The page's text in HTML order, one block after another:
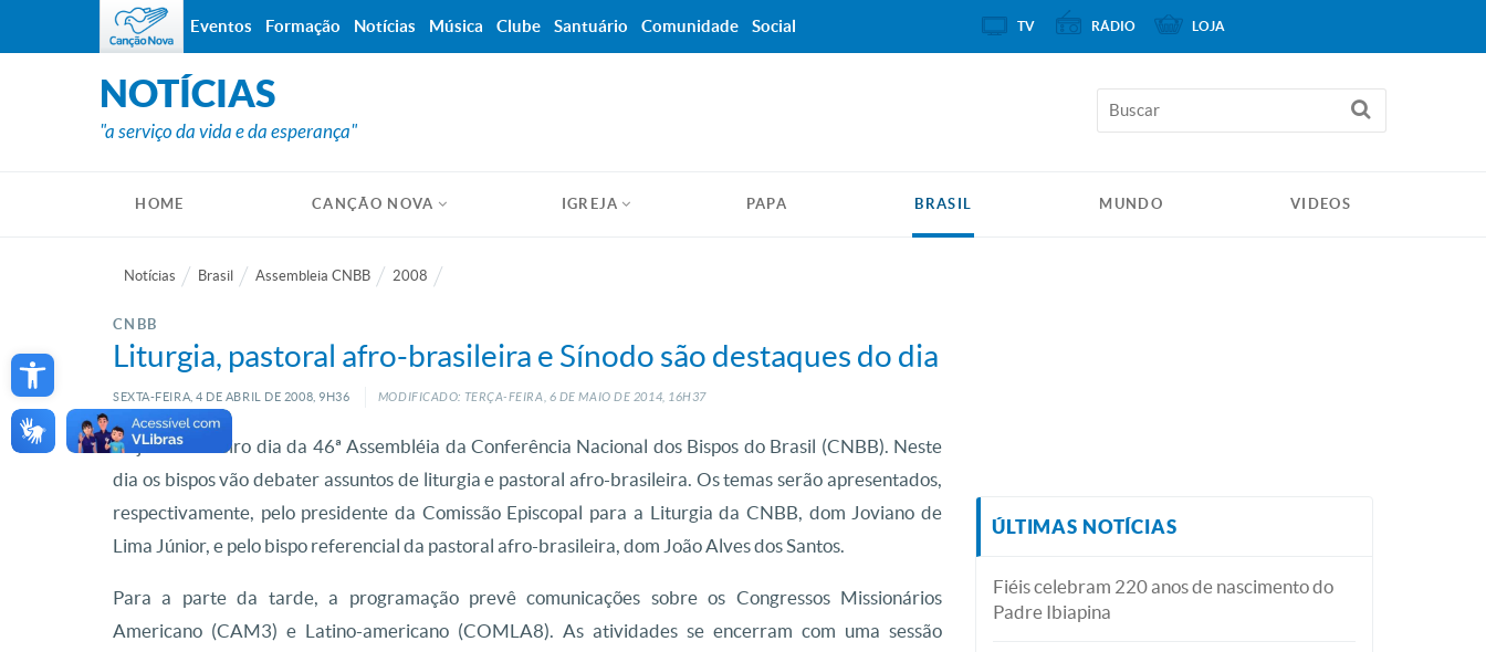
Open toolbar
NOTÍCIAS
"a serviço da vida e da esperança"
HOME CANÇÃO NOVA IGREJA PAPA BRASIL MUNDO VIDEOS
Notícias Brasil Assembleia CNBB 2008
CNBB
Liturgia, pastoral afro-brasileira e Sínodo são destaques do dia
SEXTA-FEIRA, 4 DE ABRIL DE 2008, 9H36 MODIFICADO: TERÇA-FEIRA, 6 DEMAIO DE 2014, 16H37
Hoje é o terceiro dia da 46ª Assembléia da Conferência Nacional dos Bispos do Brasil (CNBB). Neste
dia os bispos vão debater assuntos de liturgia e pastoral afro-brasileira. Os temas serão apresentados,
respectivamente, pelo presidente da Comissão Episcopal para a Liturgia da CNBB, dom Joviano de
Lima Júnior, e pelo bispo referencial da pastoral afro-brasileira, dom João Alves dos Santos.
Para a parte da tarde, a programação prevê comunicações sobre os Congressos Missionários
Americano (CAM3) e Latino-americano (COMLA8). As atividades se encerram com uma sessão
ÚLTIMAS NOTÍCIAS
Fiéis celebram 220 anos de nascimento do
Padre Ibiapina
Eventos Formação Notícias Música Clube Santuário Comunidade Social TV RÁDIO LOJA